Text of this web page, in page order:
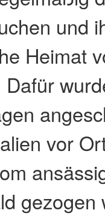
und
Heimat
vor
gezogen